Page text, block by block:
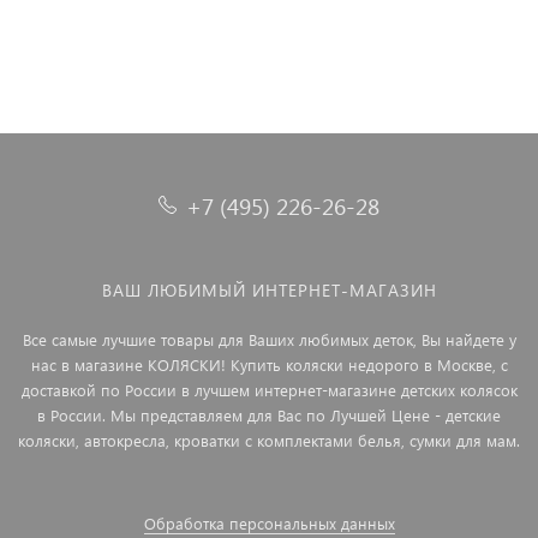
+7 (495) 226-26-28
ВАШ ЛЮБИМЫЙ ИНТЕРНЕТ-МАГАЗИН
Все самые лучшие товары для Ваших любимых деток, Вы найдете у
нас в магазине КОЛЯСКИ! Купить коляски недорого в Москве, с
доставкой по России в лучшем интернет-магазине детских колясок
в России. Мы представляем для Вас по Лучшей Цене - детские
коляски, автокресла, кроватки с комплектами белья, сумки для мам.
Обработка персональных данных